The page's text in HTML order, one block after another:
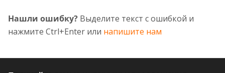
Нашли ошибку? Выделите текст с ошибкой и
нажмите Ctrl+Enter или напишите нам